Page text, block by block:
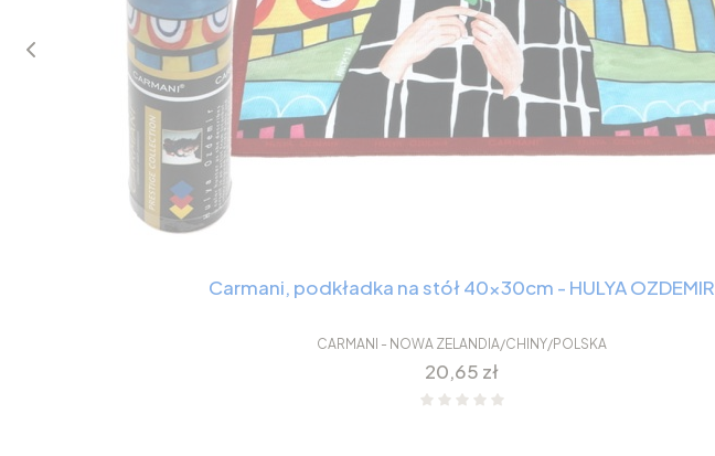
Carmani, podkładka na stół 40x30cm - HULYA OZDEMIR
CARMANI - NOWA ZELANDIA/CHINY/POLSKA
Cena
20,65 zł